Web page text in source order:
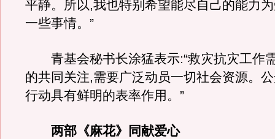
平静。所以,我也特别希望能尽自己的能力
一些事情。”
青基会秘书长涂猛表示:“救灾抗灾工作
的共同关注,需要广泛动员一切社会资源。
行动具有鲜明的表率作用。”
两部《麻花》同献爱心